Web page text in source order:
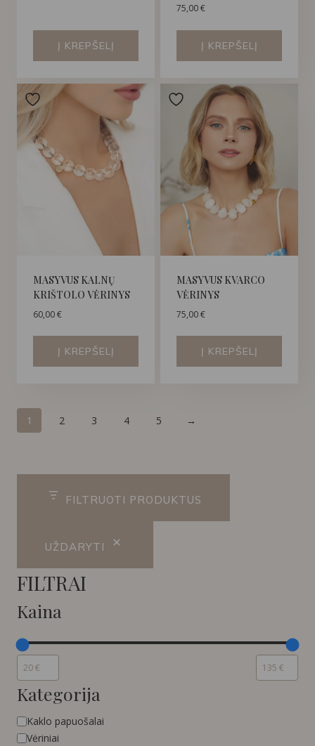
Į KREPŠELĮ
75,00€
Į KREPŠELĮ
MASYVUS KALNŲ
KRIŠTOLO VĖRINYS
60,00€
Į KREPŠELĮ
MASYVUS KVARCO
VĖRINYS
75,00€
Į KREPŠELĮ
1 2 3 4 5 →
FILTRUOTI PRODUKTUS
UŽDARYTI
FILTRAI
Kaina
Kategorija
Kategorija
Kaklo papuošalai
Vėriniai